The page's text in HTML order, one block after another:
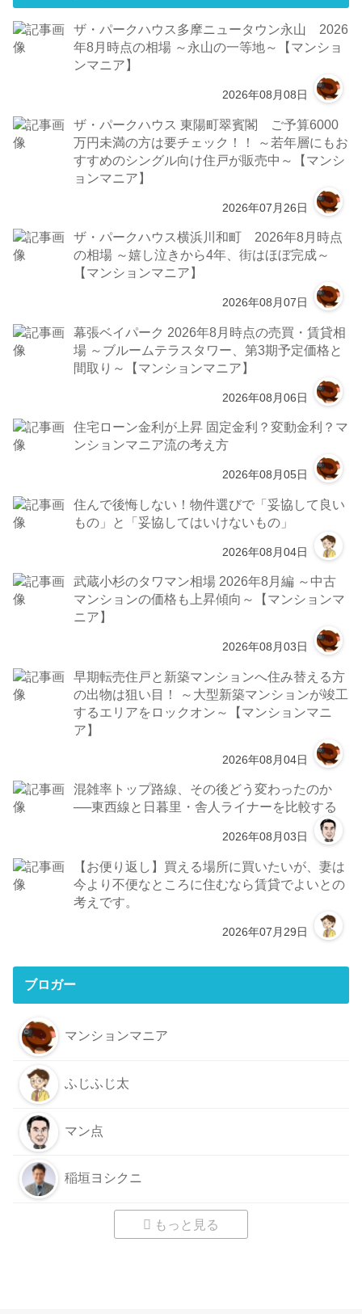
ザ・パークハウス多摩ニュータウン永山 2026
年8月時点の相場 ～永山の一等地～【マンショ
ンマニア】
2026年08月08日
ザ・パークハウス 東陽町翠賓閣 ご予算6000
万円未満の方は要チェック！！ ～若年層にもお
すすめのシングル向け住戸が販売中～【マンシ
ョンマニア】
2026年07月26日
ザ・パークハウス横浜川和町 2026年8月時点
の相場 ～嬉し泣きから4年、街はほぼ完成～
【マンションマニア】
2026年08月07日
幕張ベイパーク 2026年8月時点の売買・賃貸相
場 ～ブルームテラスタワー、第3期予定価格と
間取り～【マンションマニア】
2026年08月06日
住宅ローン金利が上昇 固定金利？変動金利？マ
ンションマニア流の考え方
2026年08月05日
住んで後悔しない！物件選びで「妥協して良い
もの」と「妥協してはいけないもの」
2026年08月04日
武蔵小杉のタワマン相場 2026年8月編 ～中古
マンションの価格も上昇傾向～【マンションマ
ニア】
2026年08月03日
早期転売住戸と新築マンションへ住み替える方
の出物は狙い目！ ～大型新築マンションが竣工
するエリアをロックオン～【マンションマニ
ア】
2026年08月04日
混雑率トップ路線、その後どう変わったのか
──東西線と日暮里・舎人ライナーを比較する
2026年08月03日
【お便り返し】買える場所に買いたいが、妻は
今より不便なところに住むなら賃貸でよいとの
考えです。
2026年07月29日
ブロガー
マンションマニア
ふじふじ太
マン点
稲垣ヨシクニ
もっと見る